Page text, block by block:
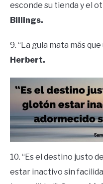
esconde su tienda y el
Billings.
9. “La gula mata más que
Herbert.
10. “Es el destino justo
estar inactivo sin